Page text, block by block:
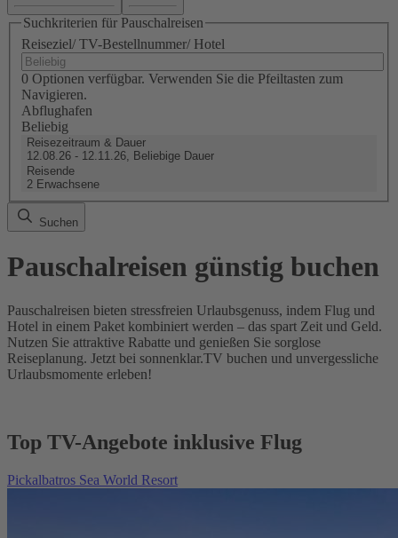
Suchkriterien für Pauschalreisen
Reiseziel/ TV-Bestellnummer/ Hotel
0 Optionen verfügbar. Verwenden Sie die Pfeiltasten zum
Navigieren.
Abflughafen
Beliebig
Reisezeitraum & Dauer
12.08.26 - 12.11.26, Beliebige Dauer
Reisende
2 Erwachsene
Suchen
Pauschalreisen günstig buchen
Pauschalreisen bieten stressfreien Urlaubsgenuss, indem Flug und
Hotel in einem Paket kombiniert werden – das spart Zeit und Geld.
Nutzen Sie attraktive Rabatte und genießen Sie sorglose
Reiseplanung. Jetzt bei sonnenklar.TV buchen und unvergessliche
Urlaubsmomente erleben!
Top TV-Angebote inklusive Flug
Pickalbatros Sea World Resort